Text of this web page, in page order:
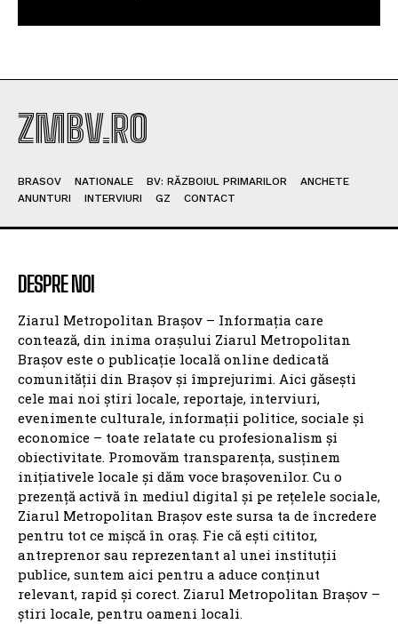
ZMBV.RO
BRASOV NATIONALE BV: RĂZBOIUL PRIMARILOR
ANCHETE
ANUNTURI
INTERVIURI GZ CONTACT
DESPRE NOI
Ziarul Metropolitan Brașov – Informația care
contează, din inima orașului Ziarul Metropolitan
Brașov este o publicație locală online dedicată
comunității din Brașov și împrejurimi. Aici găsești
cele mai noi știri locale, reportaje, interviuri,
evenimente culturale, informații politice, sociale și
economice – toate relatate cu profesionalism și
obiectivitate. Promovăm transparența, susținem
inițiativele locale și dăm voce brașovenilor. Cu o
prezență activă în mediul digital și pe rețelele sociale,
Ziarul Metropolitan Brașov este sursa ta de încredere
pentru tot ce mișcă în oraș. Fie că ești cititor,
antreprenor sau reprezentant al unei instituții
publice, suntem aici pentru a aduce conținut
relevant, rapid și corect. Ziarul Metropolitan Brașov –
știri locale, pentru oameni locali.